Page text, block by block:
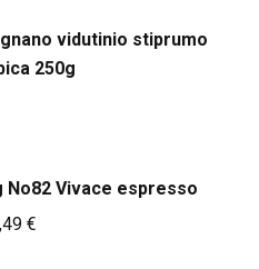
vidutinio stiprumo
250g
No82 Vivace espresso
€